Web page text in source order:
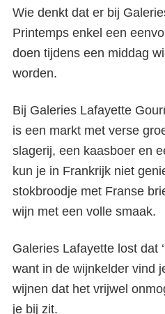
Wie denkt dat er bij
Printemps enkel een
doen tijdens een middag
worden.
Bij Galeries Lafayette
is een markt met verse
slagerij, een kaasboer en
kun je in Frankrijk niet
stokbroodje met Franse
wijn met een volle smaak.
Galeries Lafayette lost dat
want in de wijnkelder vind
wijnen dat het vrijwel
je bij zit.